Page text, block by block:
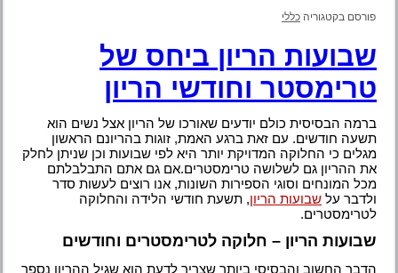
פורסם בקטגוריה כללי
שבועות הריון ביחס של
טרימסטר וחודשי הריון
ברמה הבסיסית כולם יודעים שאורכו של הריון אצל נשים הוא
תשעה חודשים. עם זאת ברגע האמת, זוגות בהריונם הראשון
מגלים כי החלוקה המדויקת יותר היא לפי שבועות וכן שניתן לחלק
את ההריון גם לשלושה טרימסטרים.אם גם אתם התבלבלתם
מכל המונחים וסוגי הספירות השונות, אנו רוצים לעשות סדר
ולדבר על שבועות הריון, תשעת חודשי הלידה והחלוקה
לטרימסטרים.
שבועות הריון – חלוקה לטרימסטרים וחודשים
הדבר החשוב והבסיסי ביותר שצריך לדעת הוא שגיל ההריון נספר